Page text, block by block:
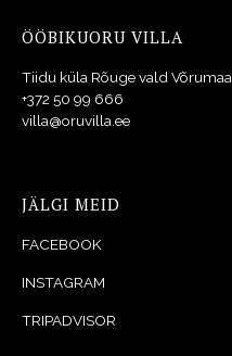
ÖÖBIKUORU VILLA
Tiidu küla Rõuge vald Võrumaa
+372 50 99 666
villa@oruvilla.ee
JÄLGI MEID
FACEBOOK
INSTAGRAM
TRIPADVISOR